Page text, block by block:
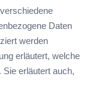
Daten
werden
erläutert, welche
erläutert auch,